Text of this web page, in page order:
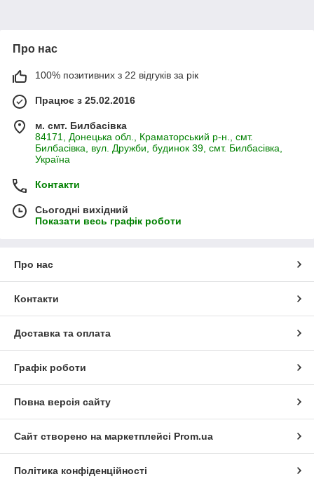
Про нас
100% позитивних з 22 відгуків за рік
Працює з 25.02.2016
м. смт. Билбасівка
84171, Донецька обл., Краматорський р-н., смт.
Билбасівка, вул. Дружби, будинок 39, смт. Билбасівка,
Україна
Контакти
Сьогодні вихідний
Показати весь графік роботи
Про нас
Контакти
Доставка та оплата
Графік роботи
Повна версія сайту
Сайт створено на маркетплейсі Prom.ua
Політика конфіденційності